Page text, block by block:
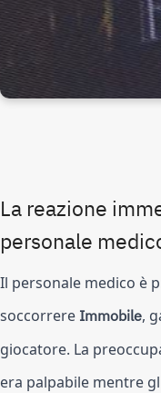
La reazione
personale
Il personale medico è
soccorrere Immobile,
giocatore. La
era palpabile mentre